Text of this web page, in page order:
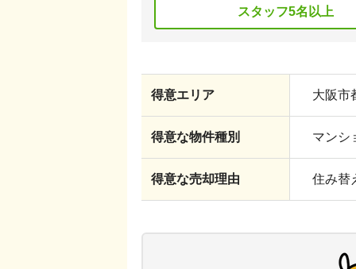
スタッフ5名以上
得意エリア 大阪市
得意な物件種別 マンシ
得意な売却理由 住み替